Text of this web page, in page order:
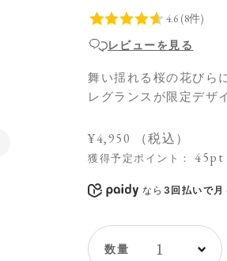
レビューを見る
舞い揺れる桜の花びら
レグランスが限定デザ
¥4,950 （税込）
獲得予定ポイント： 45pt
なら 3回払いで
1